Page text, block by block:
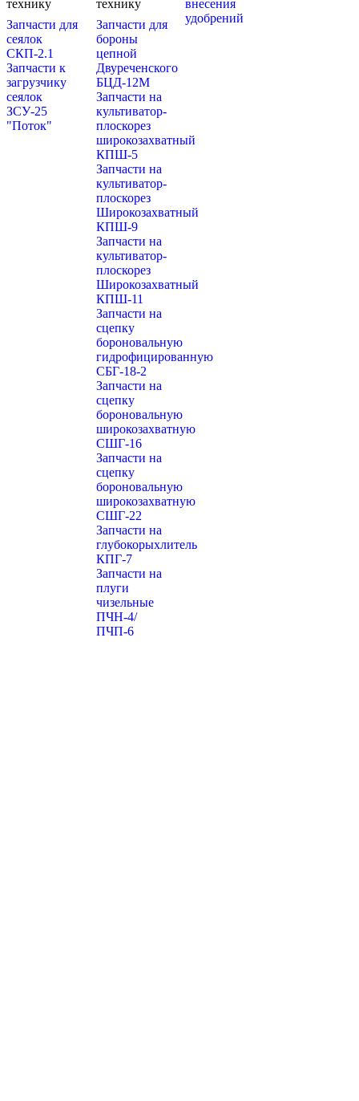
технику
Запчасти для
сеялок
СКП-2.1
Запчасти к
загрузчику
сеялок
ЗСУ-25
"Поток"
технику
Запчасти для
бороны
цепной
Двуреченского
БЦД-12М
Запчасти на
культиватор-
плоскорез
широкозахватный
КПШ-5
Запчасти на
культиватор-
плоскорез
Широкозахватный
КПШ-9
Запчасти на
культиватор-
плоскорез
Широкозахватный
КПШ-11
Запчасти на
сцепку
бороновальную
гидрофицированную
СБГ-18-2
Запчасти на
сцепку
бороновальную
широкозахватную
СШГ-16
Запчасти на
сцепку
бороновальную
широкозахватную
СШГ-22
Запчасти на
глубокорыхлитель
КПГ-7
Запчасти на
плуги
чизельные
ПЧН-4/
ПЧП-6
внесения
удобрений